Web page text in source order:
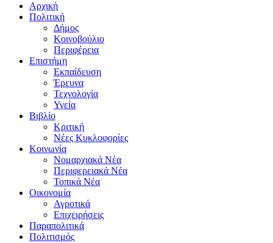
Αρχική
Πολιτική
Δήμος
Κοινοβούλιο
Περιφέρεια
Επιστήμη
Εκπαίδευση
Έρευνα
Τεχνολογία
Υγεία
Βιβλίο
Κριτική
Νέες Κυκλοφορίες
Κοινωνία
Νομαρχιακά Νέα
Περιφερειακά Νέα
Τοπικά Νέα
Οικονομία
Αγροτικά
Επιχειρήσεις
Παραπολιτικά
Πολιτισμός